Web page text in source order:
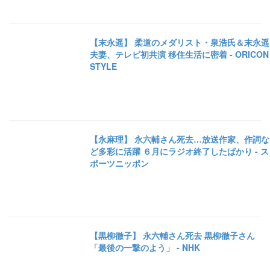
【末永遥】 柔道のメダリスト・泉浩氏＆末永遥
夫妻、テレビ初共演 移住生活に密着 - ORICON
STYLE
【永麻理】 永六輔さん死去…放送作家、作詞な
ど多彩に活躍 ６月にラジオ終了したばかり - ス
ポーツニッポン
【黒柳徹子】 永六輔さん死去 黒柳徹子さん
「最後の一撃のよう」 - NHK